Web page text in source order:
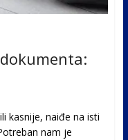
kasnije, naiđe na isti
nam je